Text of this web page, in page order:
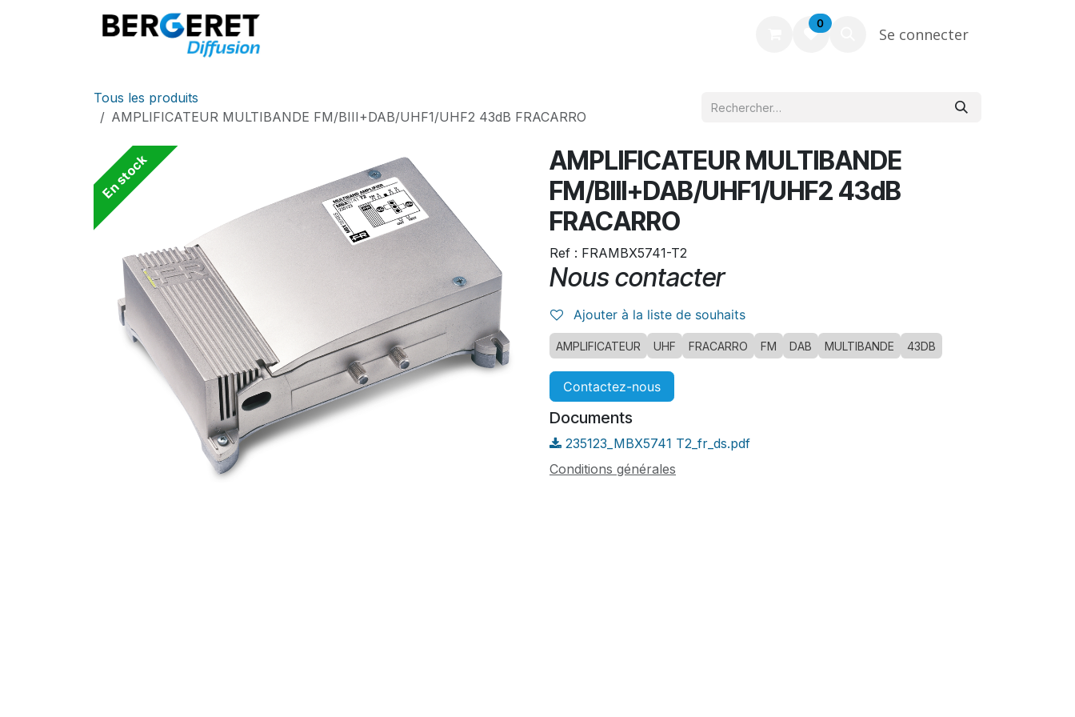
0
Se connecter
Tous les produits
AMPLIFICATEUR MULTIBANDE FM/BIII+DAB/UHF1/UHF2 43dB FRACARRO
En stock
AMPLIFICATEUR MULTIBANDE
FM/BIII+DAB/UHF1/UHF2 43dB
FRACARRO
Ref : FRAMBX5741-T2
Nous contacter
Ajouter à la liste de souhaits
AMPLIFICATEUR UHF FRACARRO FM DAB MULTIBANDE 43DB
Contactez-nous
Documents
235123_MBX5741 T2_fr_ds.pdf
Conditions générales